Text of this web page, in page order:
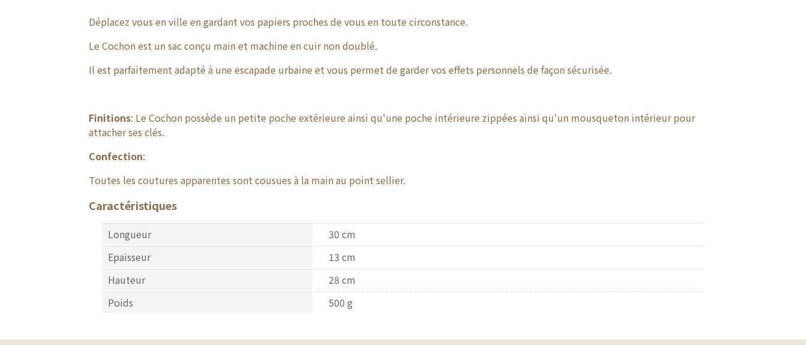
Déplacez vous en ville en gardant vos papiers proches de vous en toute circonstance.
Le Cochon est un sac conçu main et machine en cuir non doublé.
Il est parfaitement adapté à une escapade urbaine et vous permet de garder vos effets personnels de façon sécurisée.
Finitions: Le Cochon possède un petite poche extérieure ainsi qu'une poche intérieure zippées ainsi qu'un mousqueton intérieur pour
attacher ses clés.
Confection:
Toutes les coutures apparentes sont cousues à la main au point sellier.
Caractéristiques
Longueur
30 cm
Epaisseur
13 cm
Hauteur
28 cm
Poids
500 g